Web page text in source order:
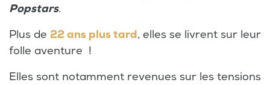
Popstars.
Plus de 22 ans plus tard, elles se livrent sur leur
folle aventure !
Elles sont notamment revenues sur les tensions